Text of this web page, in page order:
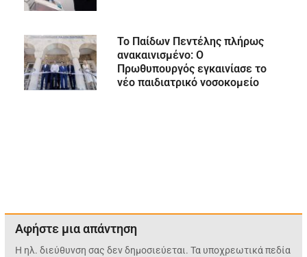
Το Παίδων Πεντέλης πλήρως
ανακαινισμένο: Ο
Πρωθυπουργός εγκαινίασε το
νέο παιδιατρικό νοσοκομείο
Αφήστε μια απάντηση
Η ηλ. διεύθυνση σας δεν δημοσιεύεται. Τα υποχρεωτικά πεδία